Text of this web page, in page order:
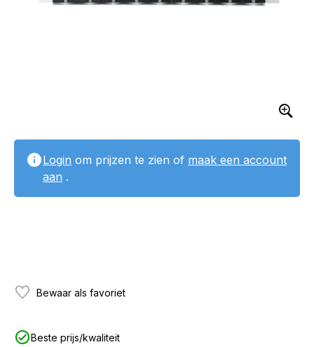
Login om prijzen te zien of maak een account
aan .
Bewaar als favoriet
Beste prijs/kwaliteit